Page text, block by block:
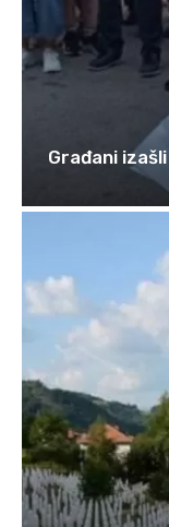
Građani